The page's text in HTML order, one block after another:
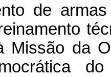
de
Missão da